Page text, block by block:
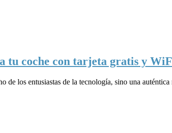
coche con tarjeta gratis y
los entusiastas de la tecnología, sino una